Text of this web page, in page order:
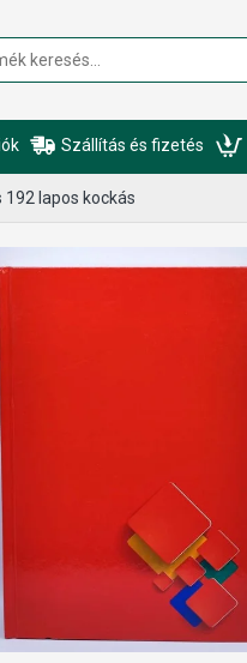
Szállítás és fizetés
lapos kockás